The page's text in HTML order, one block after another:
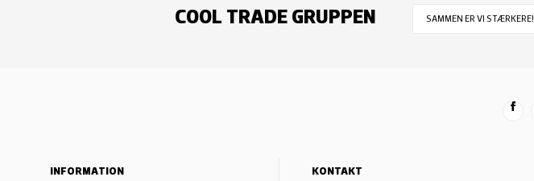
COOL TRADE GRUPPEN SAMMEN ER VI STÆRKERE!
INFORMATION KONTAKT